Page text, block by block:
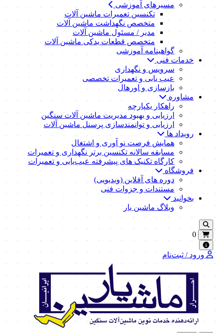
مسیرهای آموزشی
تکنسین تعمیرات ماشین آلات
متخصص نگهداشت ماشین آلات
مدیر / مسئول ماشین آلات
متخصص قطعات یدکی ماشین آلات
گواهینامه آموزشی
خدمات فنی
سرویس و نگهداری
عیب یابی و تعمیرات تخصصی
بازسازی و اورهال
مشاوره
راهکار یکپارچه
ارزیابی و بهبود مدیریت ماشین آلات سنگین
ارزیابی و توانمندسازی پرسنل ماشین آلات
رویداد ها
همایش فرصت نو آوری و اشتغال
مسابقه سالانه تکنسین برتر نگهداری و تعمیرات
کارگاه تکنیک‌ های پیشرفته عیب‌یابی و تعمیرات
فروشگاه
دوره های آفلاین (ویدیویی)
مستندات و جزوات فنی
بخوانید
وبلاگ ماشین یار
0
ورود / ثبت‌نام